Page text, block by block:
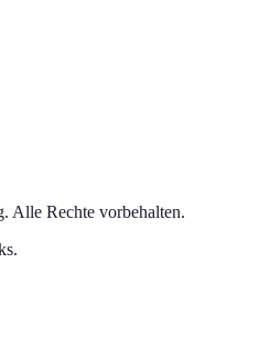
. Alle Rechte vorbehalten.